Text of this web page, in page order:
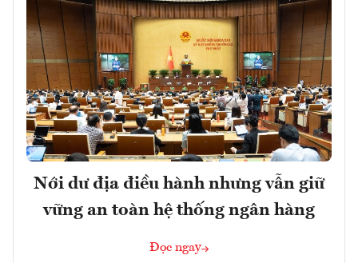
Nới dư địa điều hành nhưng vẫn giữ
vững an toàn hệ thống ngân hàng
Đọc ngay